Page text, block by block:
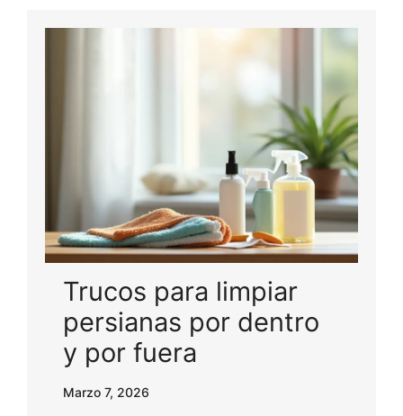
Trucos para limpiar
persianas por dentro
y por fuera
Marzo 7, 2026